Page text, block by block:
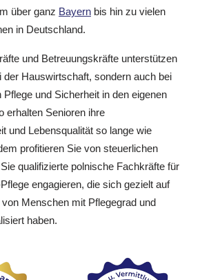
über ganz Bayern bis hin zu vielen
in Deutschland.
und Betreuungskräfte unterstützen
der Hauswirtschaft, sondern auch bei
Pflege und Sicherheit in den eigenen
erhalten Senioren ihre
und Lebensqualität so lange wie
profitieren Sie von steuerlichen
qualifizierte polnische Fachkräfte für
engagieren, die sich gezielt auf
Menschen mit Pflegegrad und
haben.